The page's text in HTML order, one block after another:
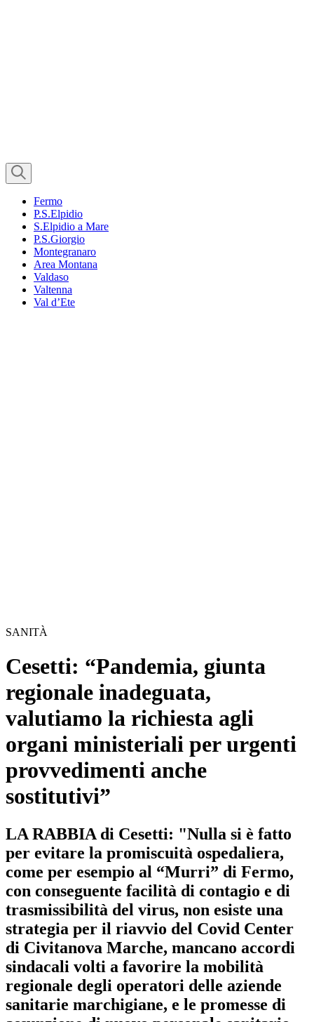
Fermo
P.S.Elpidio
S.Elpidio a Mare
P.S.Giorgio
Montegranaro
Area Montana
Valdaso
Valtenna
Val d’Ete
SANITÀ
Cesetti: “Pandemia, giunta
regionale inadeguata,
valutiamo la richiesta agli
organi ministeriali per urgenti
provvedimenti anche
sostitutivi”
LA RABBIA di Cesetti: "Nulla si è fatto
per evitare la promiscuità ospedaliera,
come per esempio al “Murri” di Fermo,
con conseguente facilità di contagio e di
trasmissibilità del virus, non esiste una
strategia per il riavvio del Covid Center
di Civitanova Marche, mancano accordi
sindacali volti a favorire la mobilità
regionale degli operatori delle aziende
sanitarie marchigiane, e le promesse di